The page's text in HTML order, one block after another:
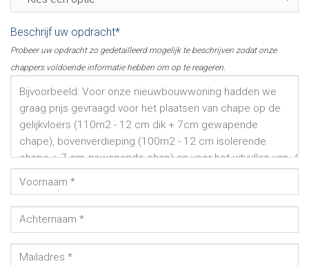
Beschrijf uw opdracht*
Probeer uw opdracht zo gedetailleerd mogelijk te beschrijven zodat onze
chappers voldoende informatie hebben om op te reageren.